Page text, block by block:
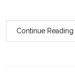
Continue Reading